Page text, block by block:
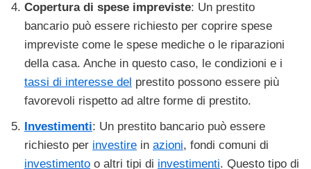
Copertura di spese impreviste: Un prestito
bancario può essere richiesto per coprire spese
impreviste come le spese mediche o le riparazioni
della casa. Anche in questo caso, le condizioni e i
tassi di interesse del prestito possono essere più
favorevoli rispetto ad altre forme di prestito.
Investimenti: Un prestito bancario può essere
richiesto per investire in azioni, fondi comuni di
investimento o altri tipi di investimenti. Questo tipo di